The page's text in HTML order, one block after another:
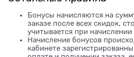
Бонусы начисляются на
заказе после всех скидок,
учитывается при начислении
Начисление бонусов
кабинете